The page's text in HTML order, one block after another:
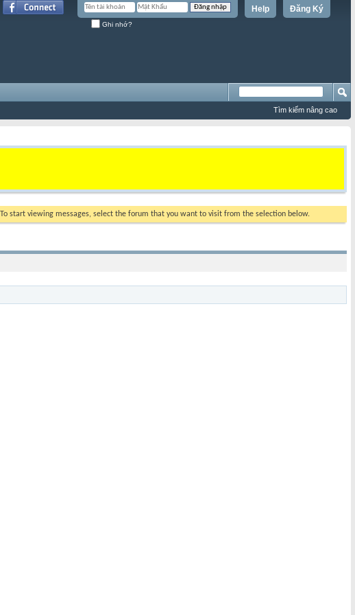
Đăng Ký
Help
Ghi nhớ?
Tìm kiếm nâng cao
start viewing messages, select the forum that you want to visit from the selection below.